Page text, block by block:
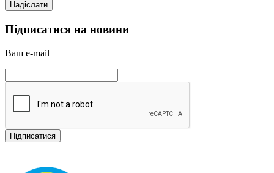
Підписатися на новини
Ваш e-mail